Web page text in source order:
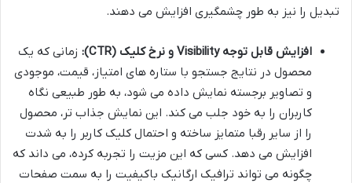
تبدیل را نیز به طور چشمگیری افزایش می دهند.
افزایش قابل توجه Visibility و نرخ کلیک (CTR):
زمانی که یک
محصول در نتایج جستجو با ستاره های امتیاز، قیمت، موجودی
و تصاویر برجسته نمایش داده می شود، به طور طبیعی نگاه
کاربران را به خود جلب می کند. این نمایش جذاب تر، محصول
را از سایر رقبا متمایز ساخته و احتمال کلیک کاربر را به شدت
افزایش می دهد. کسی که این مزیت را تجربه کرده، می داند که
چگونه می تواند ترافیک ارگانیک باکیفیت را به سمت صفحات